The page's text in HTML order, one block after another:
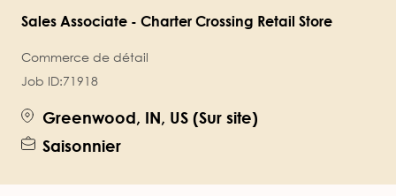
Sales Associate - Charter Crossing Retail Store
Commerce de détail
Job ID:71918
Greenwood, IN, US (Sur site)
Saisonnier